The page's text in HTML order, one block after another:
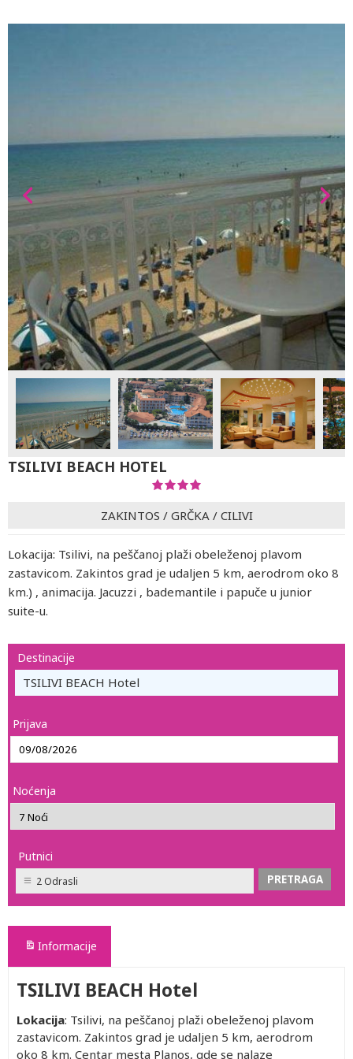
TSILIVI BEACH HOTEL
ZAKINTOS / GRČKA / CILIVI
Lokacija: Tsilivi, na peščanoj plaži obeleženoj plavom
zastavicom. Zakintos grad je udaljen 5 km, aerodrom oko 8
km.) , animacija. Jacuzzi , bademantile i papuče u junior
suite-u.
Destinacije
TSILIVI BEACH Hotel
Prijava
Noćenja
Putnici
2 Odrasli
Informacije
TSILIVI BEACH Hotel
Lokacija: Tsilivi, na peščanoj plaži obeleženoj plavom
zastavicom. Zakintos grad je udaljen 5 km, aerodrom
oko 8 km. Centar mesta Planos, gde se nalaze